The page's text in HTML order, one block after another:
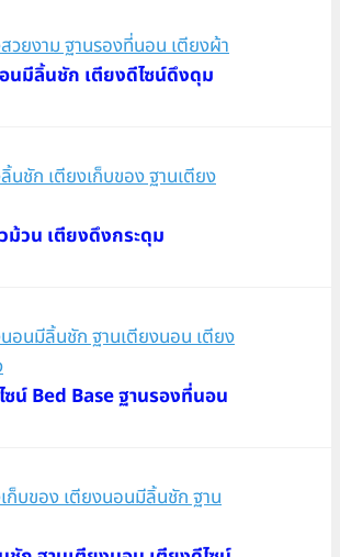
นมีลิ้นชัก เตียงดีไซน์ดึงดุม
ม้วน เตียงดึงกระดุม
ซน์ Bed Base ฐานรองที่นอน